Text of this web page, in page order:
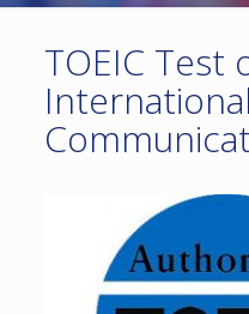
TOEIC Test
International